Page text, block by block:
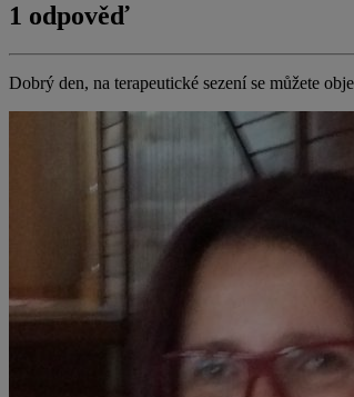
1 odpověď
Dobrý den, na terapeutické sezení se můžete